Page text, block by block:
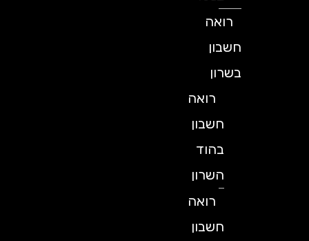
רואה
חשבון
בשרון
רואה
חשבון
בהוד
השרון
רואה
חשבון